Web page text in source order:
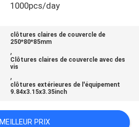
1000pcs/day
clôtures claires de couvercle de
250*80*85mm
,
Clôtures claires de couvercle avec des
vis
,
clôtures extérieures de l'équipement
9.84x3.15x3.35inch
MEILLEUR PRIX